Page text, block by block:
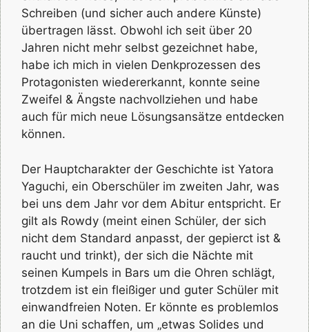
Schreiben (und sicher auch andere Künste)
übertragen lässt. Obwohl ich seit über 20
Jahren nicht mehr selbst gezeichnet habe,
habe ich mich in vielen Denkprozessen des
Protagonisten wiedererkannt, konnte seine
Zweifel & Ängste nachvollziehen und habe
auch für mich neue Lösungsansätze entdecken
können.
Der Hauptcharakter der Geschichte ist Yatora
Yaguchi, ein Oberschüler im zweiten Jahr, was
bei uns dem Jahr vor dem Abitur entspricht. Er
gilt als Rowdy (meint einen Schüler, der sich
nicht dem Standard anpasst, der gepierct ist &
raucht und trinkt), der sich die Nächte mit
seinen Kumpels in Bars um die Ohren schlägt,
trotzdem ist ein fleißiger und guter Schüler mit
einwandfreien Noten. Er könnte es problemlos
an die Uni schaffen, um „etwas Solides und